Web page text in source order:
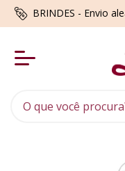
BRINDES - Envio